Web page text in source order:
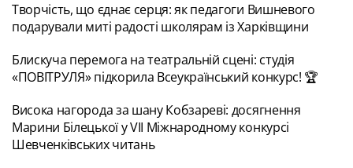
Творчість, що єднає серця: як педагоги Вишневого
подарували миті радості школярам із Харківщини
Блискуча перемога на театральній сцені: студія
«ПОВІТРУЛЯ» підкорила Всеукраїнський конкурс! 🏆
Висока нагорода за шану Кобзареві: досягнення
Марини Білецької у VII Міжнародному конкурсі
Шевченківських читань